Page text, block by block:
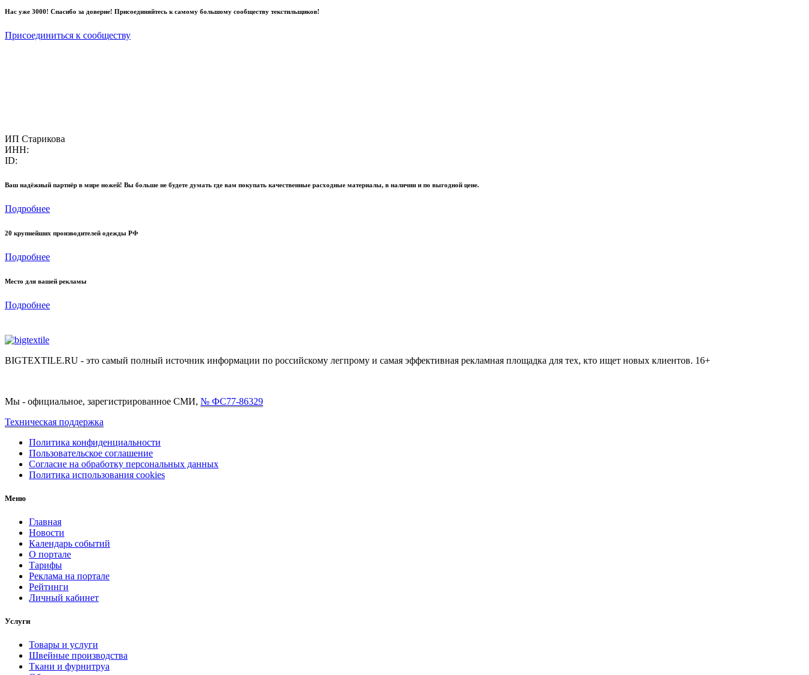
Нас уже 3000! Спасибо за доверие! Присоединяйтесь к самому большому сообществу текстильщиков!
Присоединиться к сообществу
ИП Старикова
ИНН:
ID:
Ваш надёжный партнёр в мире ножей! Вы больше не будете думать где вам покупать качественные расходные материалы, в наличии и по выгодной цене.
Подробнее
20 крупнейших производителей одежды РФ
Подробнее
Место для вашей рекламы
Подробнее
BIGTEXTILE.RU - это самый полный источник информации по российскому легпрому и самая эффективная рекламная площадка для тех, кто ищет новых клиентов. 16+
Мы - официальное, зарегистрированное СМИ, № ФС77-86329
Техническая поддержка
Политика конфиденциальности
Пользовательское соглашение
Согласие на обработку персональных данных
Политика использования cookies
Меню
Главная
Новости
Календарь событий
О портале
Тарифы
Реклама на портале
Рейтинги
Личный кабинет
Услуги
Товары и услуги
Швейные производства
Ткани и фурнитруа